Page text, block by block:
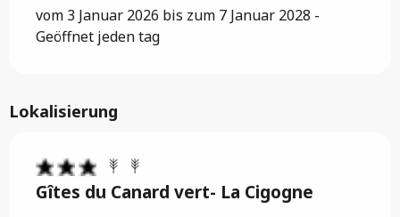
vom 3 Januar 2026 bis zum 7 Januar 2028 -
Geöffnet jeden tag
Lokalisierung
Gîtes du Canard vert- La Cigogne